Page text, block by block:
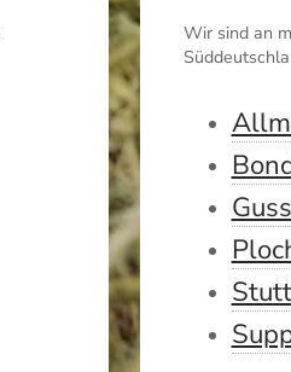
Wir sind an